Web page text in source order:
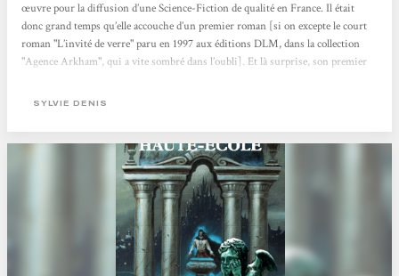
œuvre pour la diffusion d’une Science-Fiction de qualité en France. Il était
donc grand temps qu’elle accouche d’un premier roman [si on excepte le court
roman "L’invité de verre" paru en 1997 aux éditions DLM, dans la collection
"Agence Arkham", qui a vite sombré dans l’oubli]. Et là surprise, son premier
qu’un roman de Fantasy. Mais attention pas n’importe laquelle. Du balai Harry
SYLVIE DENIS